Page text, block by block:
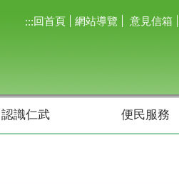
:::回首頁 網站導覽 意見信箱
認識仁武 便民服務